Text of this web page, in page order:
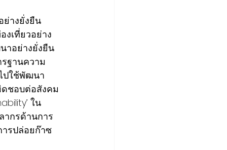
ย่างยั่งยืน
เที่ยวอย่าง
าอย่างยั่งยืน
ฐานความ
ปใช้พัฒนา
ดชอบต่อสังคม
ใน
ากรด้านการ
รปล่อยก๊าซ